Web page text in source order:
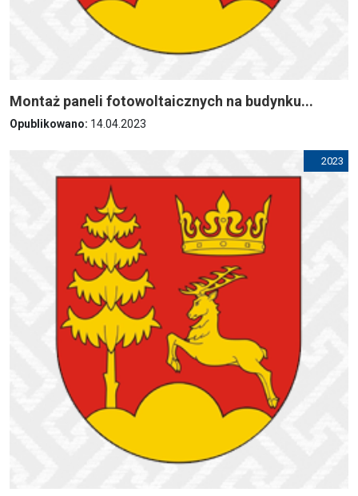
Montaż paneli fotowoltaicznych na budynku...
Opublikowano: 14.04.2023
2023